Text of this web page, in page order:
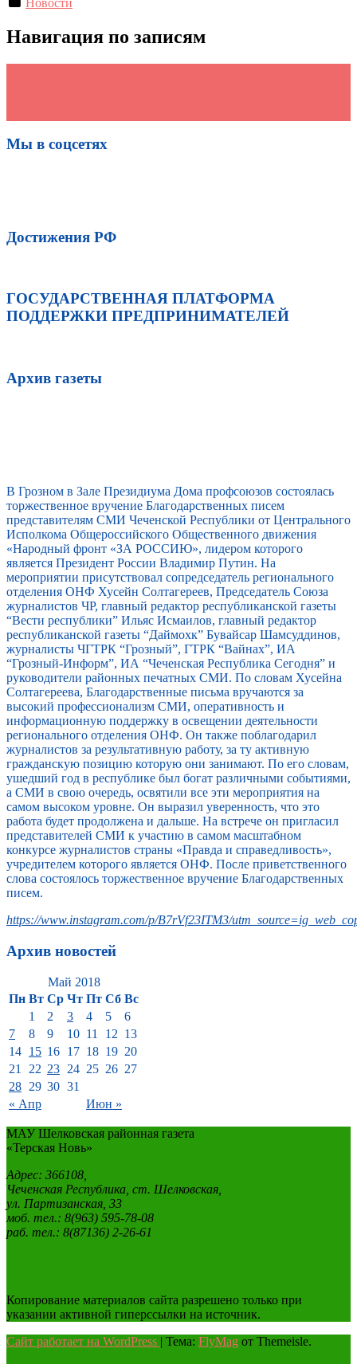
Навигация по записям
Мы в соцсетях
Достижения РФ
ГОСУДАРСТВЕННАЯ ПЛАТФОРМА
ПОДДЕРЖКИ ПРЕДПРИНИМАТЕЛЕЙ
Архив газеты
В Грозном в Зале Президиума Дома профсоюзов состоялась
торжественное вручение Благодарственных писем
представителям СМИ Чеченской Республики от Центрального
Исполкома Общероссийского Общественного движения
«Народный фронт «ЗА РОССИЮ», лидером которого
является Президент России Владимир Путин. На
мероприятии присутствовал сопредседатель регионального
отделения ОНФ Хусейн Солтагереев, Председатель Союза
журналистов ЧР, главный редактор республиканской газеты
“Вести республики” Ильяс Исмаилов, главный редактор
республиканской газеты “Даймохк” Бувайсар Шамсуддинов,
журналисты ЧГТРК “Грозный”, ГТРК “Вайнах”, ИА
“Грозный-Информ”, ИА “Чеченская Республика Сегодня” и
руководители районных печатных СМИ. По словам Хусейна
Солтагереева, Благодарственные письма вручаются за
высокий профессионализм СМИ, оперативность и
информационную поддержку в освещении деятельности
регионального отделения ОНФ. Он также поблагодарил
журналистов за результативную работу, за ту активную
гражданскую позицию которую они занимают. По его словам,
ушедший год в республике был богат различными событиями,
а СМИ в свою очередь, освятили все эти мероприятия на
самом высоком уровне. Он выразил уверенность, что это
работа будет продолжена и дальше. На встрече он пригласил
представителей СМИ к участию в самом масштабном
конкурсе журналистов страны «Правда и справедливость»,
учредителем которого является ОНФ. После приветственного
слова состоялось торжественное вручение Благодарственных
писем.
https://www.instagram.com/p/B7rVf23ITM3/
Архив новостей
Май 2018
Пн Вт Ср Чт Пт Сб Вс
« Апр Июн »
1 2 3 4 5
6
7
8 9 10 11 12 13
14 15 16 17 18 19 20
21
22 23 24 25 26 27
28 29 30 31
МАУ Шелковская районная газета
«Терская Новь»
Адрес: 366108,
Чеченская Республика, ст. Шелковская,
ул. Партизанская, 33
моб. тел.: 8(963) 595-78-08
раб. тел.: 8(87136) 2-26-61
Копирование материалов сайта разрешено только при
указании активной гиперссылки на источник.
Сайт работает на WordPress | Тема: FlyMag от Themeisle.